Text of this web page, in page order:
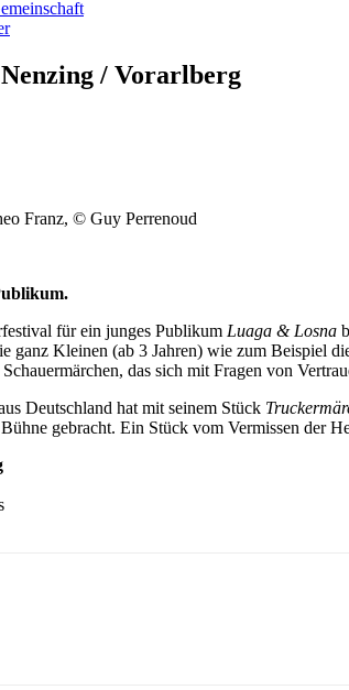
/ Vorarlberg
Franz, © Guy Perrenoud
für ein junges Publikum Luaga & Losna
ganz Kleinen (ab 3 Jahren) wie zum Beispiel
das sich mit Fragen von
Deutschland hat mit seinem Stück
gebracht. Ein Stück vom Vermissen der